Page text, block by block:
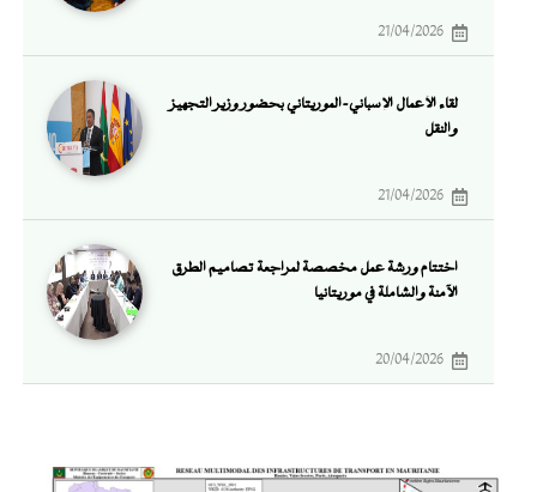
21/04/2026
لقاء الأعمال الإسباني-الموريتاني بحضور وزير التجهيز
والنقل
21/04/2026
اختتام ورشة عمل مخصصة لمراجعة تصاميم الطرق
الآمنة والشاملة في موريتانيا
20/04/2026